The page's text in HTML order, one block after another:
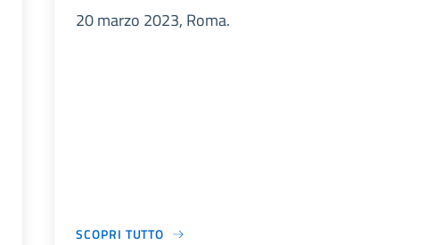
20 marzo 2023, Roma.
SCOPRI TUTTO